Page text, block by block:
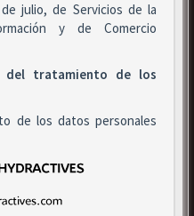
julio, de Servicios de la
y de Comercio
del tratamiento de los
de los datos personales